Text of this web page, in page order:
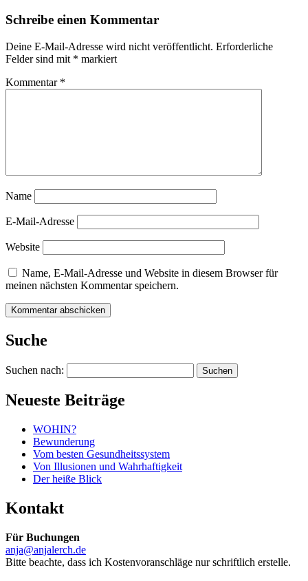
Schreibe einen Kommentar
Deine E-Mail-Adresse wird nicht veröffentlicht. Erforderliche
Felder sind mit * markiert
Kommentar *
Name
E-Mail-Adresse
Website
Name, E-Mail-Adresse und Website in diesem Browser für
meinen nächsten Kommentar speichern.
Suche
Suchen nach:
Neueste Beiträge
WOHIN?
Bewunderung
Vom besten Gesundheitssystem
Von Illusionen und Wahrhaftigkeit
Der heiße Blick
Kontakt
Für Buchungen
anja@anjalerch.de
Bitte beachte, dass ich Kostenvoranschläge nur schriftlich erstelle.